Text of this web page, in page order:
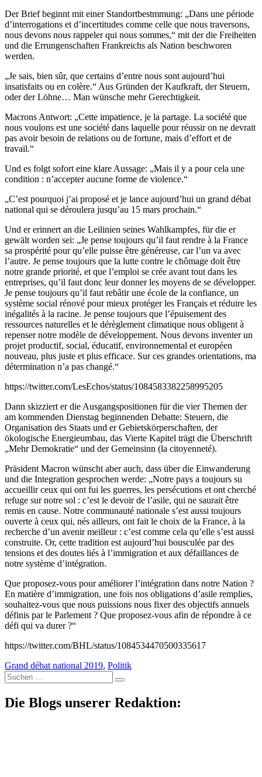
Der Brief beginnt mit einer Standortbestmmung: „Dans une période
d’interrogations et d’incertitudes comme celle que nous traversons,
nous devons nous rappeler qui nous sommes,“ mit der die Freiheiten
und die Errungenschaften Frankreichs als Nation beschworen
werden.
„Je sais, bien sûr, que certains d’entre nous sont aujourd’hui
insatisfaits ou en colère.“ Aus Gründen der Kaufkraft, der Steuern,
oder der Löhne… Man wünsche mehr Gerechtigkeit.
Macrons Antwort: „Cette impatience, je la partage. La société que
nous voulons est une société dans laquelle pour réussir on ne devrait
pas avoir besoin de relations ou de fortune, mais d’effort et de
travail.“
Und es folgt sofort eine klare Aussage: „Mais il y a pour cela une
condition : n’accepter aucune forme de violence.“
„C’est pourquoi j’ai proposé et je lance aujourd’hui un grand débat
national qui se déroulera jusqu’au 15 mars prochain.“
Und er erinnert an die Leilinien seines Wahlkampfes, für die er
gewält worden sei: „Je pense toujours qu’il faut rendre à la France
sa prospérité pour qu’elle puisse être généreuse, car l’un va avec
l’autre. Je pense toujours que la lutte contre le chômage doit être
notre grande priorité, et que l’emploi se crée avant tout dans les
entreprises, qu’il faut donc leur donner les moyens de se développer.
Je pense toujours qu’il faut rebâtir une école de la confiance, un
système social rénové pour mieux protéger les Français et réduire les
inégalités à la racine. Je pense toujours que l’épuisement des
ressources naturelles et le dérèglement climatique nous obligent à
repenser notre modèle de développement. Nous devons inventer un
projet productif, social, éducatif, environnemental et européen
nouveau, plus juste et plus efficace. Sur ces grandes orientations, ma
détermination n’a pas changé.“
https://twitter.com/LesEchos/status/1084583382258995205
Dann skizziert er die Ausgangspositionen für die vier Themen der
am kommenden Dienstag beginnenden Debatte: Steuern, die
Organisation des Staats und er Gebietskörperschaften, der
ökologische Energieumbau, das Vierte Kapitel trägt die Überschrift
„Mehr Demokratie“ und der Gemeinsinn (la citoyenneté).
Präsident Macron wünscht aber auch, dass über die Einwanderung
und die Integration gesprochen werde: „Notre pays a toujours su
accueillir ceux qui ont fui les guerres, les persécutions et ont cherché
refuge sur notre sol : c’est le devoir de l’asile, qui ne saurait être
remis en cause. Notre communauté nationale s’est aussi toujours
ouverte à ceux qui, nés ailleurs, ont fait le choix de la France, à la
recherche d’un avenir meilleur : c’est comme cela qu’elle s’est aussi
construite. Or, cette tradition est aujourd’hui bousculée par des
tensions et des doutes liés à l’immigration et aux défaillances de
notre système d’intégration.
Que proposez-vous pour améliorer l’intégration dans notre Nation ?
En matière d’immigration, une fois nos obligations d’asile remplies,
souhaitez-vous que nous puissions nous fixer des objectifs annuels
définis par le Parlement ? Que proposez-vous afin de répondre à ce
défi qui va durer ?“
https://twitter.com/BHL/status/1084534470500335617
Grand débat national 2019, Politik
Suche
nach:
Die Blogs unserer Redaktion: